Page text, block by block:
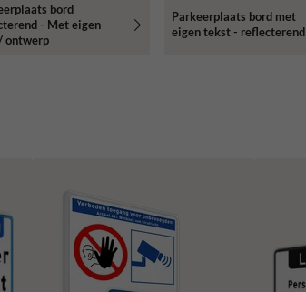
bord
- Met eigen
ontwerp
Parkeerplaats bord met
eigen tekst - reflecterend